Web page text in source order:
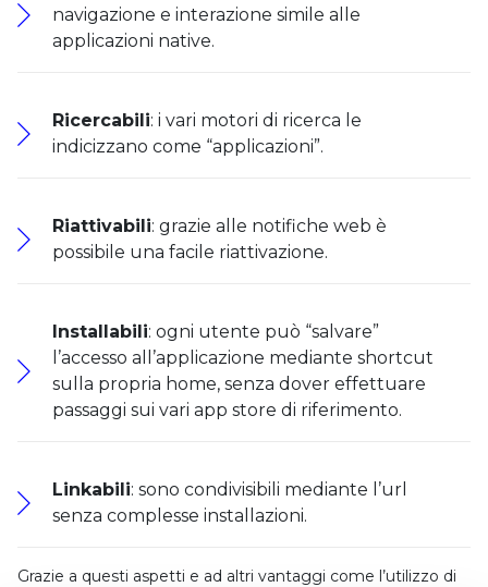
navigazione e interazione simile alle
applicazioni native.
Ricercabili: i vari motori di ricerca le
indicizzano come “applicazioni”.
Riattivabili: grazie alle notifiche web è
possibile una facile riattivazione.
Installabili: ogni utente può “salvare”
l’accesso all’applicazione mediante shortcut
sulla propria home, senza dover effettuare
passaggi sui vari app store di riferimento.
Linkabili: sono condivisibili mediante l’url
senza complesse installazioni.
Grazie a questi aspetti e ad altri vantaggi come l’utilizzo di